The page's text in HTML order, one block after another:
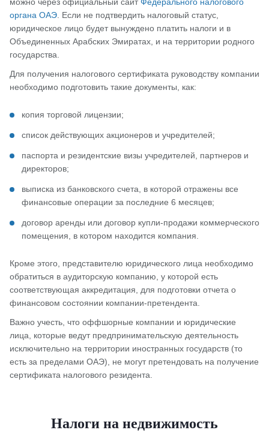
можно через официальный сайтФедерального налогового
органа ОАЭ. Если не подтвердить налоговый статус,
юридическое лицо будет вынуждено платить налоги и в
Объединенных Арабских Эмиратах, и на территории родного
государства.
Для получения налогового сертификата руководству компании
необходимо подготовить такие документы, как:
копия торговой лицензии;
список действующих акционеров и учредителей;
паспорта и резидентские визы учредителей, партнеров и
директоров;
выписка из банковского счета, в которой отражены все
финансовые операции за последние 6 месяцев;
договор аренды или договор купли-продажи коммерческого
помещения, в котором находится компания.
Кроме этого, представителю юридического лица необходимо
обратиться в аудиторскую компанию, у которой есть
соответствующая аккредитация, для подготовки отчета о
финансовом состоянии компании-претендента.
Важно учесть, что оффшорные компании и юридические
лица, которые ведут предпринимательскую деятельность
исключительно на территории иностранных государств (то
есть за пределами ОАЭ), не могут претендовать на получение
сертификата налогового резидента.
Налоги на недвижимость